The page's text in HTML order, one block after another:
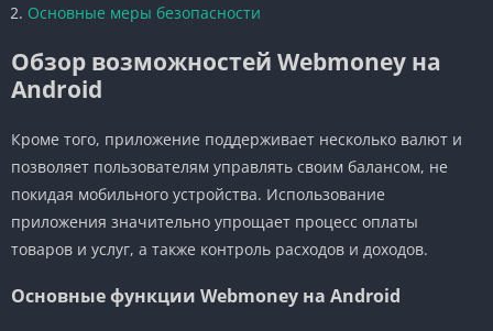
Основные меры безопасности
Обзор возможностей Webmoney на
Android
Кроме того, приложение поддерживает несколько валют и
позволяет пользователям управлять своим балансом, не
покидая мобильного устройства. Использование
приложения значительно упрощает процесс оплаты
товаров и услуг, а также контроль расходов и доходов.
Основные функции Webmoney на Android